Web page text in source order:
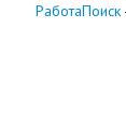
РаботаПоиск